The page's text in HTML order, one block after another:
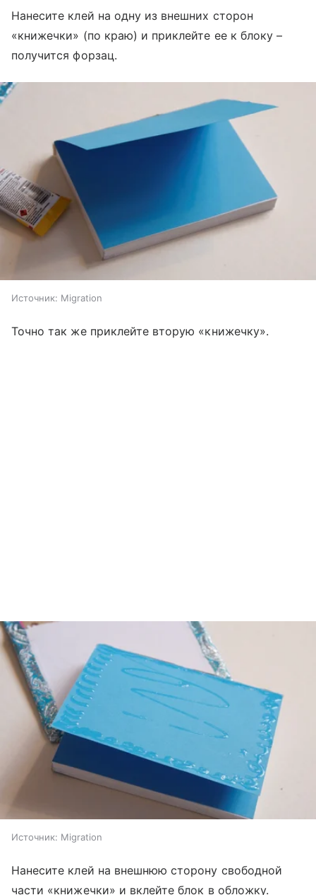
Нанесите клей на одну из внешних сторон
«книжечки» (по краю) и приклейте ее к блоку –
получится форзац.
Источник: Migration
Точно так же приклейте вторую «книжечку».
Источник: Migration
Нанесите клей на внешнюю сторону свободной
части «книжечки» и вклейте блок в обложку.